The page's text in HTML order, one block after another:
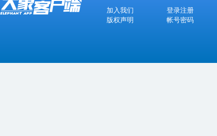
加入我们
版权声明
登录注册
帐号密码